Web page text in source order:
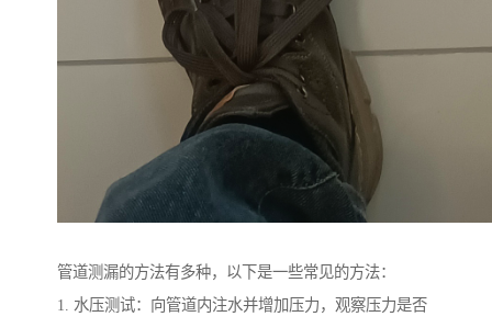
管道测漏的方法有多种，以下是一些常见的方法：
1. 水压测试：向管道内注水并增加压力，观察压力是否